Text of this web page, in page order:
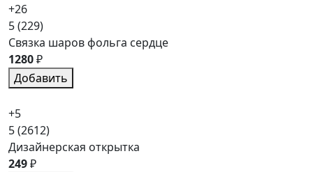
+26
5(229)
Связка шаров фольга сердце
1280₽
Добавить
+5
5(2612)
Дизайнерская открытка
249₽